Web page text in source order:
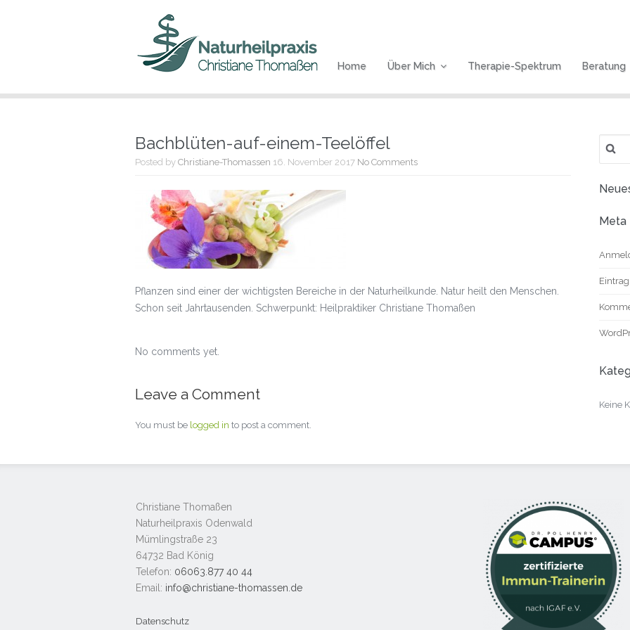
Home Über Mich Therapie-Spektrum Beratung
Bachblüten-auf-einem-Teelöffel
Posted by Christiane-Thomassen 16. November 2017 No Comments
Pflanzen sind einer der wichtigsten Bereiche in der Naturheilkunde. Natur heilt den Menschen.
Schon seit Jahrtausenden. Schwerpunkt: Heilpraktiker Christiane Thomaßen
No comments yet.
Leave a Comment
You must be logged in to post a comment.
nach:
Meta
Keine
Christiane Thomaßen
Naturheilpraxis Odenwald
Mümlingstraße 23
64732 Bad König
Telefon: 06063.877 40 44
Email: info@christiane-thomassen.de
Datenschutz